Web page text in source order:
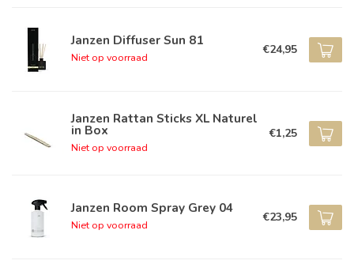
Janzen Diffuser Sun 81
Niet op voorraad
€24,95
Janzen Rattan Sticks XL Naturel
in Box
Niet op voorraad
€1,25
Janzen Room Spray Grey 04
Niet op voorraad
€23,95